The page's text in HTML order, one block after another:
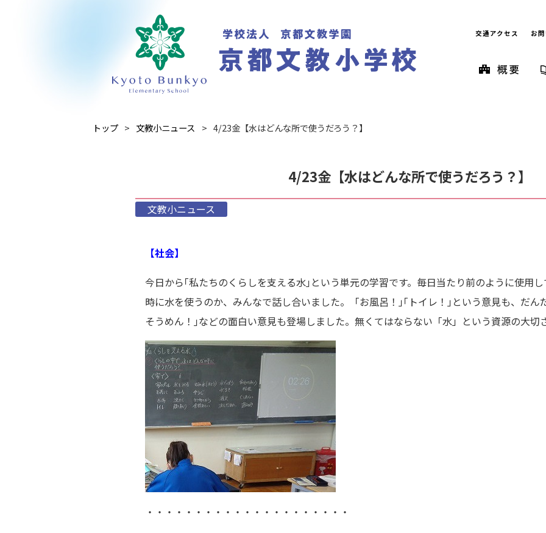
交通アクセス お
トップ 文教小ニュース 4/23金【水はどんな所で使うだろう？】
4/23金【水はどんな所で使うだろう？】
文教小ニュース
【社会】
今日から｢私たちのくらしを支える水｣という単元の学習です。毎日当たり前のように使用
時に水を使うのか、みんなで話し合いました。「お風呂！｣｢トイレ！｣という意見も、だん
そうめん！｣などの面白い意見も登場しました。無くてはならない「水」という資源の大切
・・・・・・・・・・・・・・・・・・・・・